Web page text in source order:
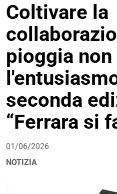
Coltivare la
pioggia
seconda
“Ferrara si
01/06/2026
NOTIZIA